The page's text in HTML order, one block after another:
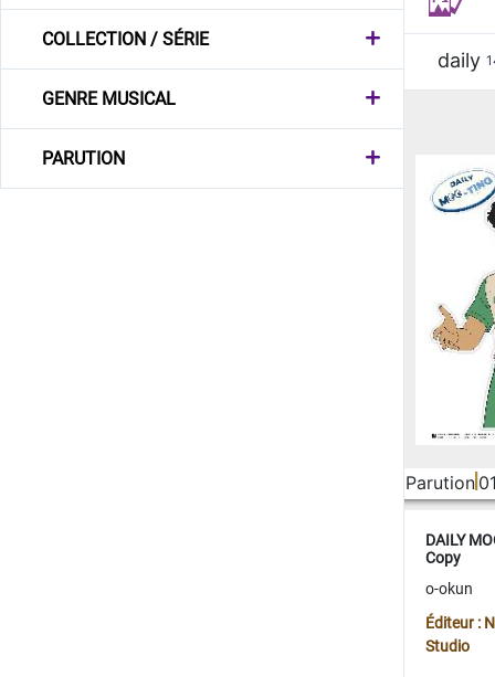
COLLECTION / SÉRIE
GENRE MUSICAL
PARUTION
daily
Parution
DAILY
Copy
o-okun
Éditeur :
Studio